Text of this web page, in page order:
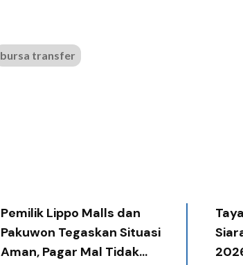
bursa transfer
Pemilik Lippo Malls dan
Pakuwon Tegaskan Situasi
Aman, Pagar Mal Tidak